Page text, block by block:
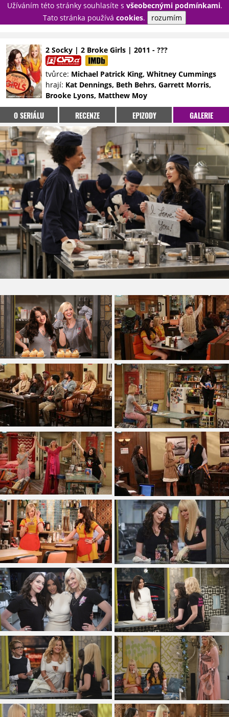
Užíváním této stránky souhlasíte s všeobecnými podmínkami.
Tato stránka používá cookies. rozumím
PŘIHLÁSIT
NOVINKY
TÉMATA
RECENZE
EPIZODY
KULT
TRAILERY
GALERIE
DISKUZE
STATISTIKY
TIRÁŽ
2 Socky | 2 Broke Girls | 2011 - ???
tvůrce: Michael Patrick King, Whitney Cummings
hrají: Kat Dennings, Beth Behrs, Garrett Morris,
Brooke Lyons, Matthew Moy
O SERIÁLU RECENZE EPIZODY GALERIE